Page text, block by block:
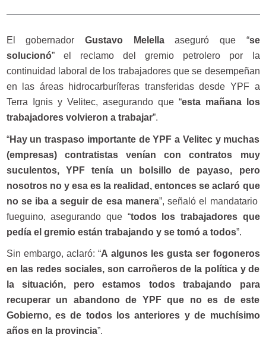
El gobernador Gustavo Melellaaseguró que “se
solucionó” el reclamo del gremio petrolero por la
continuidad laboral de los trabajadores que se desempeñan
en las áreas hidrocarburíferas transferidas desde YPF a
Terra Ignis y Velitec, asegurando que “esta mañana los
trabajadores volvieron a trabajar”.
“Hay un traspaso importante de YPF a Velitec y muchas
(empresas) contratistas venían con contratos muy
suculentos, YPF tenía un bolsillo de payaso, pero
nosotros no y esa es la realidad, entonces se aclaró que
no se iba a seguir de esa manera”, señaló el mandatario
fueguino, asegurando que “todos los trabajadores que
pedía el gremio están trabajando y se tomó a todos”.
Sin embargo, aclaró: “A algunos les gusta ser fogoneros
en las redes sociales, son carroñeros de la política y de
la situación, pero estamos todos trabajando para
recuperar un abandono de YPF que no es de este
Gobierno, es de todos los anteriores y de muchísimo
años en la provincia”.